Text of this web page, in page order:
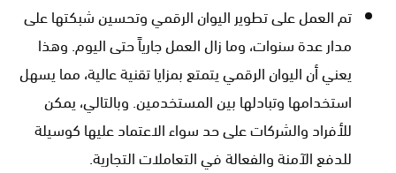
تم العمل على تطوير اليوان الرقمي وتحسين شبكتها على
مدار عدة سنوات، وما زال العمل جارياً حتى اليوم. وهذا
يعني أن اليوان الرقمي يتمتع بمزايا تقنية عالية، مما يسهل
استخدامها وتبادلها بين المستخدمين. وبالتالي، يمكن
للأفراد والشركات على حد سواء الاعتماد عليها كوسيلة
للدفع الآمنة والفعالة في التعاملات التجارية.